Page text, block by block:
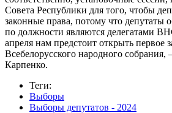
Совета Республики для того, чтобы
законные права, потому что депутаты
по должности являются делегатами
апреля нам предстоит открыть первое
Всебелорусского народного
Карпенко.
Теги:
Выборы
Выборы депутатов - 2024